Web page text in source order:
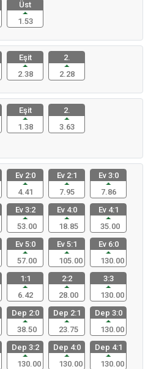
Üst
1.53
Eşit
2.38
2.
2.28
Eşit
1.38
2.
3.63
Ev 2:0
4.41
Ev 2:1
7.95
Ev 3:0
7.86
Ev 3:2
53.00
Ev 4:0
18.85
Ev 4:1
35.00
Ev 5:0
57.00
Ev 5:1
105.00
Ev 6:0
130.00
1:1
6.42
2:2
28.00
3:3
130.00
Dep 2:0
38.50
Dep 2:1
23.75
Dep 3:0
130.00
Dep 3:2
130.00
Dep 4:0
130.00
Dep 4:1
130.00